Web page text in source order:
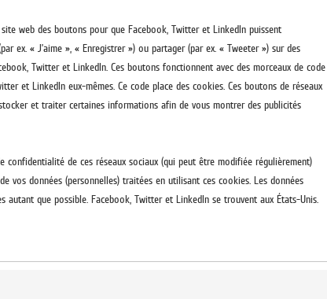
web des boutons pour que Facebook, Twitter et LinkedIn puissent
ex. « J’aime », « Enregistrer ») ou partager (par ex. « Tweeter ») sur des
Twitter et LinkedIn. Ces boutons fonctionnent avec des morceaux de code
et LinkedIn eux-mêmes. Ce code place des cookies. Ces boutons de réseaux
et traiter certaines informations afin de vous montrer des publicités
confidentialité de ces réseaux sociaux (qui peut être modifiée régulièrement)
vos données (personnelles) traitées en utilisant ces cookies. Les données
autant que possible. Facebook, Twitter et LinkedIn se trouvent aux États-Unis.